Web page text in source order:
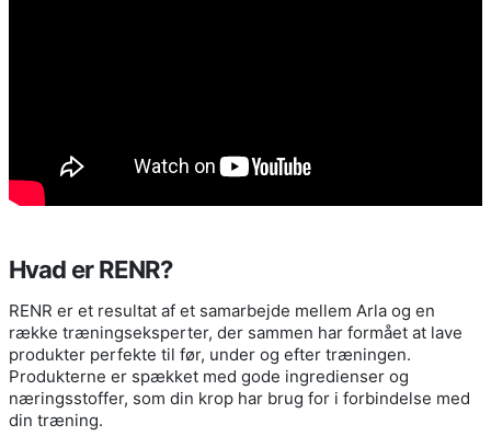
Hvad er RENR?
RENR er et resultat af et samarbejde mellem Arla og en
række træningseksperter, der sammen har formået at lave
produkter perfekte til før, under og efter træningen.
Produkterne er spækket med gode ingredienser og
næringsstoffer, som din krop har brug for i forbindelse med
din træning.